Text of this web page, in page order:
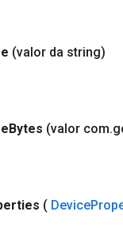
(valor da string)
Bytes (valor com.
( Device